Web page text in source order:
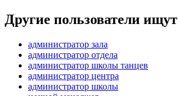
Другие пользователи ищут
администратор зала
администратор отдела
администратор школы танцев
администратор центра
администратор школы